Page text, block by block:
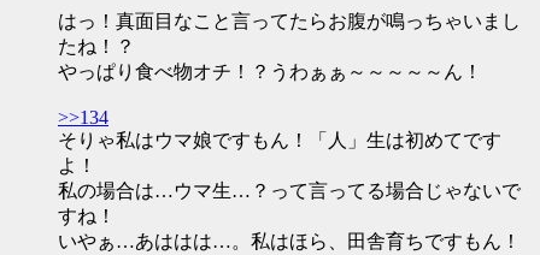
はっ！真面目なこと言ってたらお腹が鳴っちゃいまし
たね！？
やっぱり食べ物オチ！？うわぁぁ～～～～～ん！
>>134
そりゃ私はウマ娘ですもん！「人」生は初めてです
よ！
私の場合は…ウマ生…？って言ってる場合じゃないで
すね！
いやぁ…あははは…。私はほら、田舎育ちですもん！